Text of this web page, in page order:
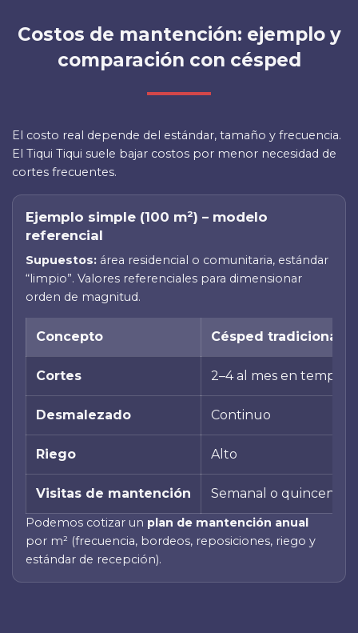
Costos de mantención: ejemplo y
comparación con césped
El costo real depende del estándar, tamaño y frecuencia.
El Tiqui Tiqui suele bajar costos por menor necesidad de
cortes frecuentes.
Ejemplo simple (100 m²) – modelo
referencial
Supuestos: área residencial o comunitaria, estándar
“limpio”. Valores referenciales para dimensionar
orden de magnitud.
Concepto Césped tradicional
Cortes 2–4 al mes en
Desmalezado Continuo
Riego Alto
Visitas de mantención Semanal o quincenal
Podemos cotizar un plan de mantención anual
por m² (frecuencia, bordeos, reposiciones, riego y
estándar de recepción).